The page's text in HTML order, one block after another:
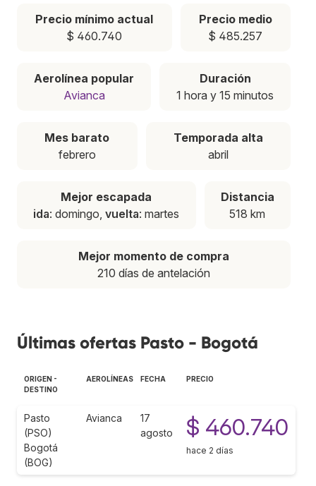
Precio mínimo actual
$ 460.740
Precio medio
$ 485.257
Aerolínea popular
Avianca
Duración
1 hora y 15 minutos
Mes barato
febrero
Temporada alta
abril
Mejor escapada
ida: domingo,vuelta: martes
Distancia
518 km
Mejor momento de compra
210 días de antelación
Últimas ofertas Pasto - Bogotá
ORIGEN -
DESTINO
AEROLÍNEAS FECHA PRECIO
Pasto
(PSO)
Bogotá
(BOG)
Avianca
17
agosto
$ 460.740
hace 2 días